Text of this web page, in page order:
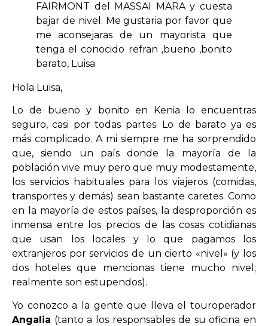
FAIRMONT del MASSAI MARA y cuesta
bajar de nivel. Me gustaria por favor que
me aconsejaras de un mayorista que
tenga el conocido refran ,bueno ,bonito
barato, Luisa
Hola Luisa,
Lo de bueno y bonito en Kenia lo encuentras
seguro, casi por todas partes. Lo de barato ya es
más complicado. A mi siempre me ha sorprendido
que, siendo un país donde la mayoría de la
población vive muy pero que muy modestamente,
los servicios habituales para los viajeros (comidas,
transportes y demás) sean bastante caretes. Como
en la mayoría de estos países, la desproporción es
inmensa entre los precios de las cosas cotidianas
que usan los locales y lo que pagamos los
extranjeros por servicios de un cierto «nivel» (y los
dos hoteles que mencionas tiene mucho nivel;
realmente son estupendos).
Yo conozco a la gente que lleva el touroperador
Angalia (tanto a los responsables de su oficina en